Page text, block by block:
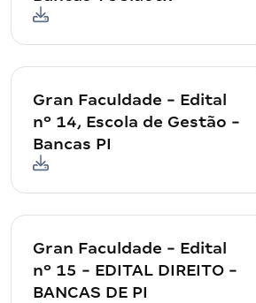
Gran Faculdade - Edital
nº 14, Escola de Gestão -
Bancas PI
Gran Faculdade - Edital
nº 15 - EDITAL DIREITO -
BANCAS DE PI